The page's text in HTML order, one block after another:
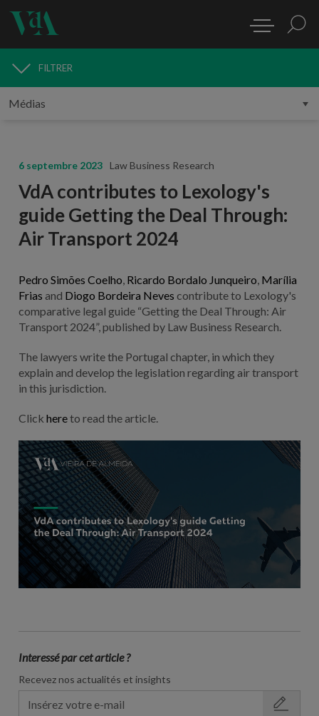
MÉDIAS
FILTRER
6 septembre 2023 Law Business Research
VdA contributes to Lexology's
guide Getting the Deal Through:
Air Transport 2024
Pedro Simões Coelho Ricardo Bordalo Junqueiro Marília
Frias and Diogo Bordeira Neves contribute to Lexology's
comparative legal guide “Getting the Deal Through: Air
Transport 2024”, published by Law Business Research.
The lawyers write the Portugal chapter, in which they
explain and develop the legislation regarding air transport
in this jurisdiction.
Click hereto read the article.
Interessé par cet article ?
Recevez nos actualités et insights